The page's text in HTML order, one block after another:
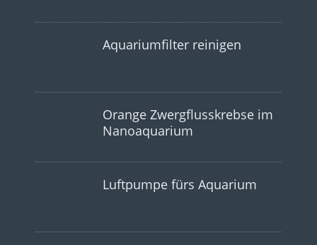
Aquariumfilter reinigen
Orange Zwergflusskrebse im
Nanoaquarium
Luftpumpe fürs Aquarium